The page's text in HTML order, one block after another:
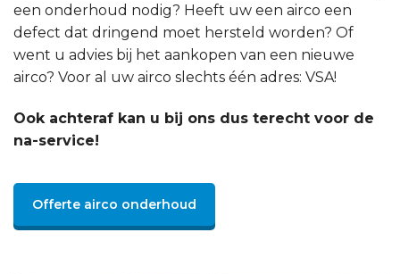
een onderhoud nodig? Heeft uw een airco een
defect dat dringend moet hersteld worden? Of
went u advies bij het aankopen van een nieuwe
airco? Voor al uw airco slechts één adres: VSA!
Ook achteraf kan u bij ons dus terecht voor de
na-service!
Offerte airco onderhoud